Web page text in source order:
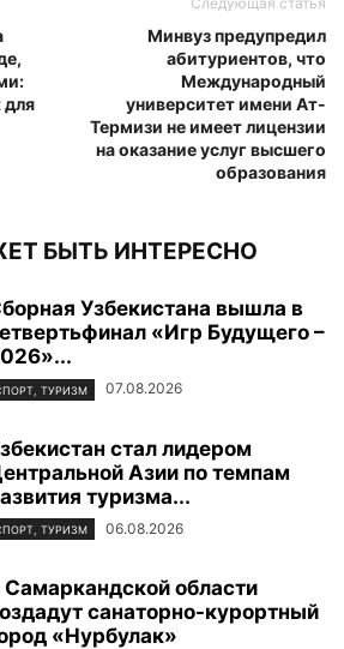
для
Минвуз предупредил
абитуриентов, что
Международный
университет имени Ат-
Термизи не имеет лицензии
на оказание услуг высшего
образования
БЫТЬ ИНТЕРЕСНО
Узбекистана вышла в
«Игр Будущего –
ТУРИЗМ 07.08.2026
стал лидером
Азии по темпам
туризма...
ТУРИЗМ 06.08.2026
Самаркандской области
санаторно-курортный
«Нурбулак»